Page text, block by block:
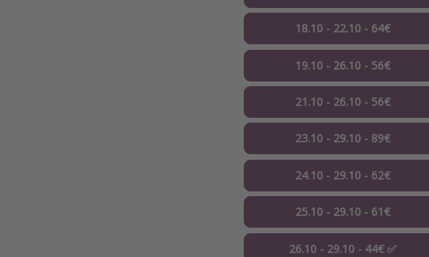
18.10 - 22.10 - 64€
19.10 - 26.10 - 56€
21.10 - 26.10 - 56€
23.10 - 29.10 - 89€
24.10 - 29.10 - 62€
25.10 - 29.10 - 61€
26.10 - 29.10 - 44€ ✅